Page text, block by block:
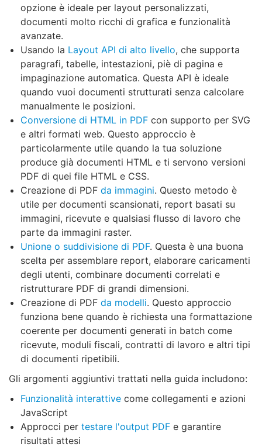
opzione è ideale per layout personalizzati,
documenti molto ricchi di grafica e funzionalità
avanzate.
Usando la Layout API di alto livello, che supporta
paragrafi, tabelle, intestazioni, piè di pagina e
impaginazione automatica. Questa API è ideale
quando vuoi documenti strutturati senza calcolare
manualmente le posizioni.
Conversione di HTML in PDF con supporto per SVG
e altri formati web. Questo approccio è
particolarmente utile quando la tua soluzione
produce già documenti HTML e ti servono versioni
PDF di quei file HTML e CSS.
Creazione di PDF da immagini. Questo metodo è
utile per documenti scansionati, report basati su
immagini, ricevute e qualsiasi flusso di lavoro che
parte da immagini raster.
Unione o suddivisione di PDF. Questa è una buona
scelta per assemblare report, elaborare caricamenti
degli utenti, combinare documenti correlati e
ristrutturare PDF di grandi dimensioni.
Creazione di PDF da modelli. Questo approccio
funziona bene quando è richiesta una formattazione
coerente per documenti generati in batch come
ricevute, moduli fiscali, contratti di lavoro e altri tipi
di documenti ripetibili.
Gli argomenti aggiuntivi trattati nella guida includono:
Funzionalità interattive come collegamenti e azioni
JavaScript
Approcci per testare l'output PDF e garantire
risultati attesi